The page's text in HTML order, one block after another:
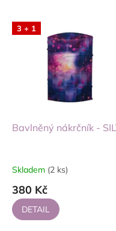
3 + 1
Bavlněný nákrčník -
Skladem (2 ks)
380 Kč
DETAIL